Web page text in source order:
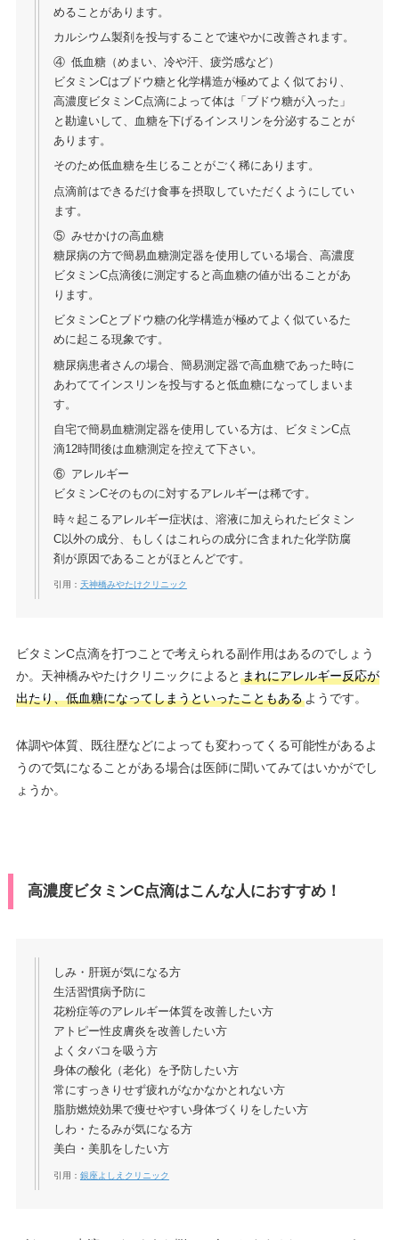
めることがあります。
カルシウム製剤を投与することで速やかに改善されます。
④ 低血糖（めまい、冷や汗、疲労感など）
ビタミンCはブドウ糖と化学構造が極めてよく似ており、
高濃度ビタミンC点滴によって体は「ブドウ糖が入った」
と勘違いして、血糖を下げるインスリンを分泌することが
あります。
そのため低血糖を生じることがごく稀にあります。
点滴前はできるだけ食事を摂取していただくようにしてい
ます。
⑤ みせかけの高血糖
糖尿病の方で簡易血糖測定器を使用している場合、高濃度
ビタミンC点滴後に測定すると高血糖の値が出ることがあ
ります。
ビタミンCとブドウ糖の化学構造が極めてよく似ているた
めに起こる現象です。
糖尿病患者さんの場合、簡易測定器で高血糖であった時に
あわててインスリンを投与すると低血糖になってしまいま
す。
自宅で簡易血糖測定器を使用している方は、ビタミンC点
滴12時間後は血糖測定を控えて下さい。
⑥ アレルギー
ビタミンCそのものに対するアレルギーは稀です。
時々起こるアレルギー症状は、溶液に加えられたビタミン
C以外の成分、もしくはこれらの成分に含まれた化学防腐
剤が原因であることがほとんどです。
引用： 天神橋みやたけクリニック
ビタミンC点滴を打つことで考えられる副作用はあるのでしょう
か。天神橋みやたけクリニックによると まれにアレルギー反応が
出たり、低血糖になってしまうといったこともあるようです。
体調や体質、既往歴などによっても変わってくる可能性があるよ
うので気になることがある場合は医師に聞いてみてはいかがでし
ょうか。
高濃度ビタミンC点滴はこんな人におすすめ！
しみ・肝斑が気になる方
生活習慣病予防に
花粉症等のアレルギー体質を改善したい方
アトピー性皮膚炎を改善したい方
よくタバコを吸う方
身体の酸化（老化）を予防したい方
常にすっきりせず疲れがなかなかとれない方
脂肪燃焼効果で痩せやすい身体づくりをしたい方
しわ・たるみが気になる方
美白・美肌をしたい方
引用： 銀座よしえクリニック